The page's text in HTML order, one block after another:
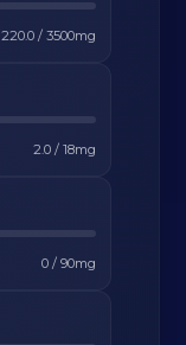
220.0/ 3500mg
2.0/ 18mg
0/ 90mg